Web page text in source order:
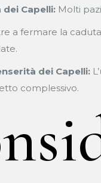
dei Capelli:Molti
a fermare la
dei Capelli:
complessivo.